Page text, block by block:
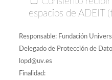
espacios de ADEIT
Responsable: Fundación
Delegado de Protección de
lopd@uv.es
Finalidad: